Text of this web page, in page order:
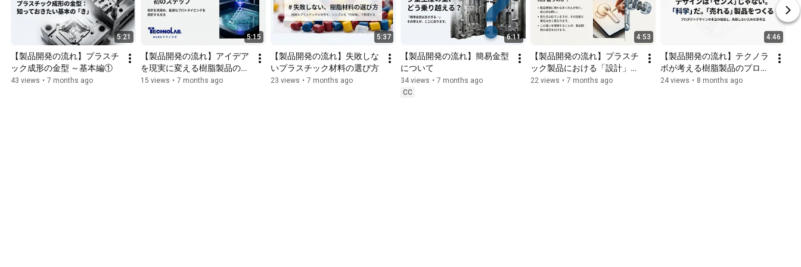
5:21
【製品開発の流れ】プラスチ
ック成形の金型 ～基本編①
43 views • 7 months ago
5:15
【製品開発の流れ】アイデア
を現実に変える樹脂製品の試
作
15 views • 7 months ago
5:37
【製品開発の流れ】失敗しな
いプラスチック材料の選び方
23 views • 7 months ago
6:11
【製品開発の流れ】簡易金型
について
34 views • 7 months ago
CC
4:53
【製品開発の流れ】プラスチ
ック製品における「設計」の
重要性
22 views • 7 months ago
4:46
【製品開発の流れ】テクノラ
ボが考える樹脂製品のプロダ
クトデザイン
24 views • 8 months ago